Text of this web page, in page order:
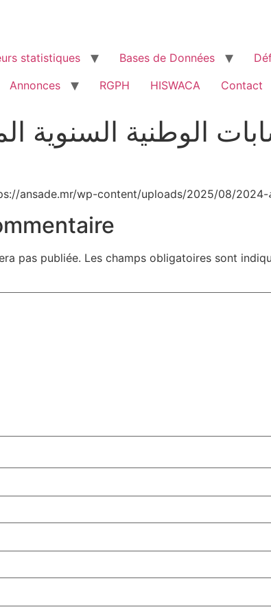
statistiques Bases de Données
Annonces RGPH HISWACA Contact
الوطنية السنوية
pas publiée. Les champs obligatoires sont